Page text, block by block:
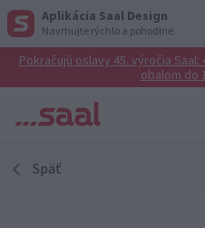
Aplikácia Saal Design
Navrhujte rýchlo a pohodlne.
Pokračujú oslavy 45. výročia
obalom do
Späť